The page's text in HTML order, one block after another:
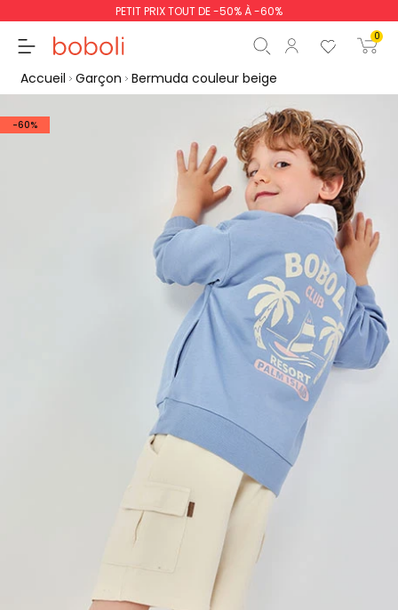
PETIT PRIX TOUT DE -50% À -60%
0
0,00 €
0,00 €
Commencer la
Accueil Garçon Bermuda couleur beige
-60%